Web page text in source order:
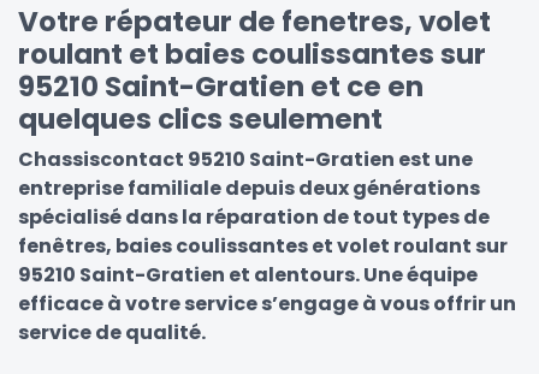
Votre répateur de fenetres, volet
roulant et baies coulissantes sur
95210 Saint-Gratien et ce en
quelques clics seulement
Chassiscontact 95210 Saint-Gratien est une
entreprise familiale depuis deux générations
spécialisé dans la réparation de tout types de
fenêtres, baies coulissantes et volet roulant sur
95210 Saint-Gratien et alentours. Une équipe
efficace à votre service s’engage à vous offrir un
service de qualité.